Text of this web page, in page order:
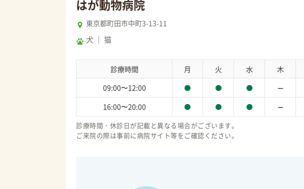
はが動物病院
東京都町田市中町3-13-11
犬 猫
診療時間 月 火 水 木
09:00〜12:00
16:00〜20:00
診療時間・休診日が記載と異なる場合がございます。
ご来院の際は事前に病院サイト等をご確認ください。